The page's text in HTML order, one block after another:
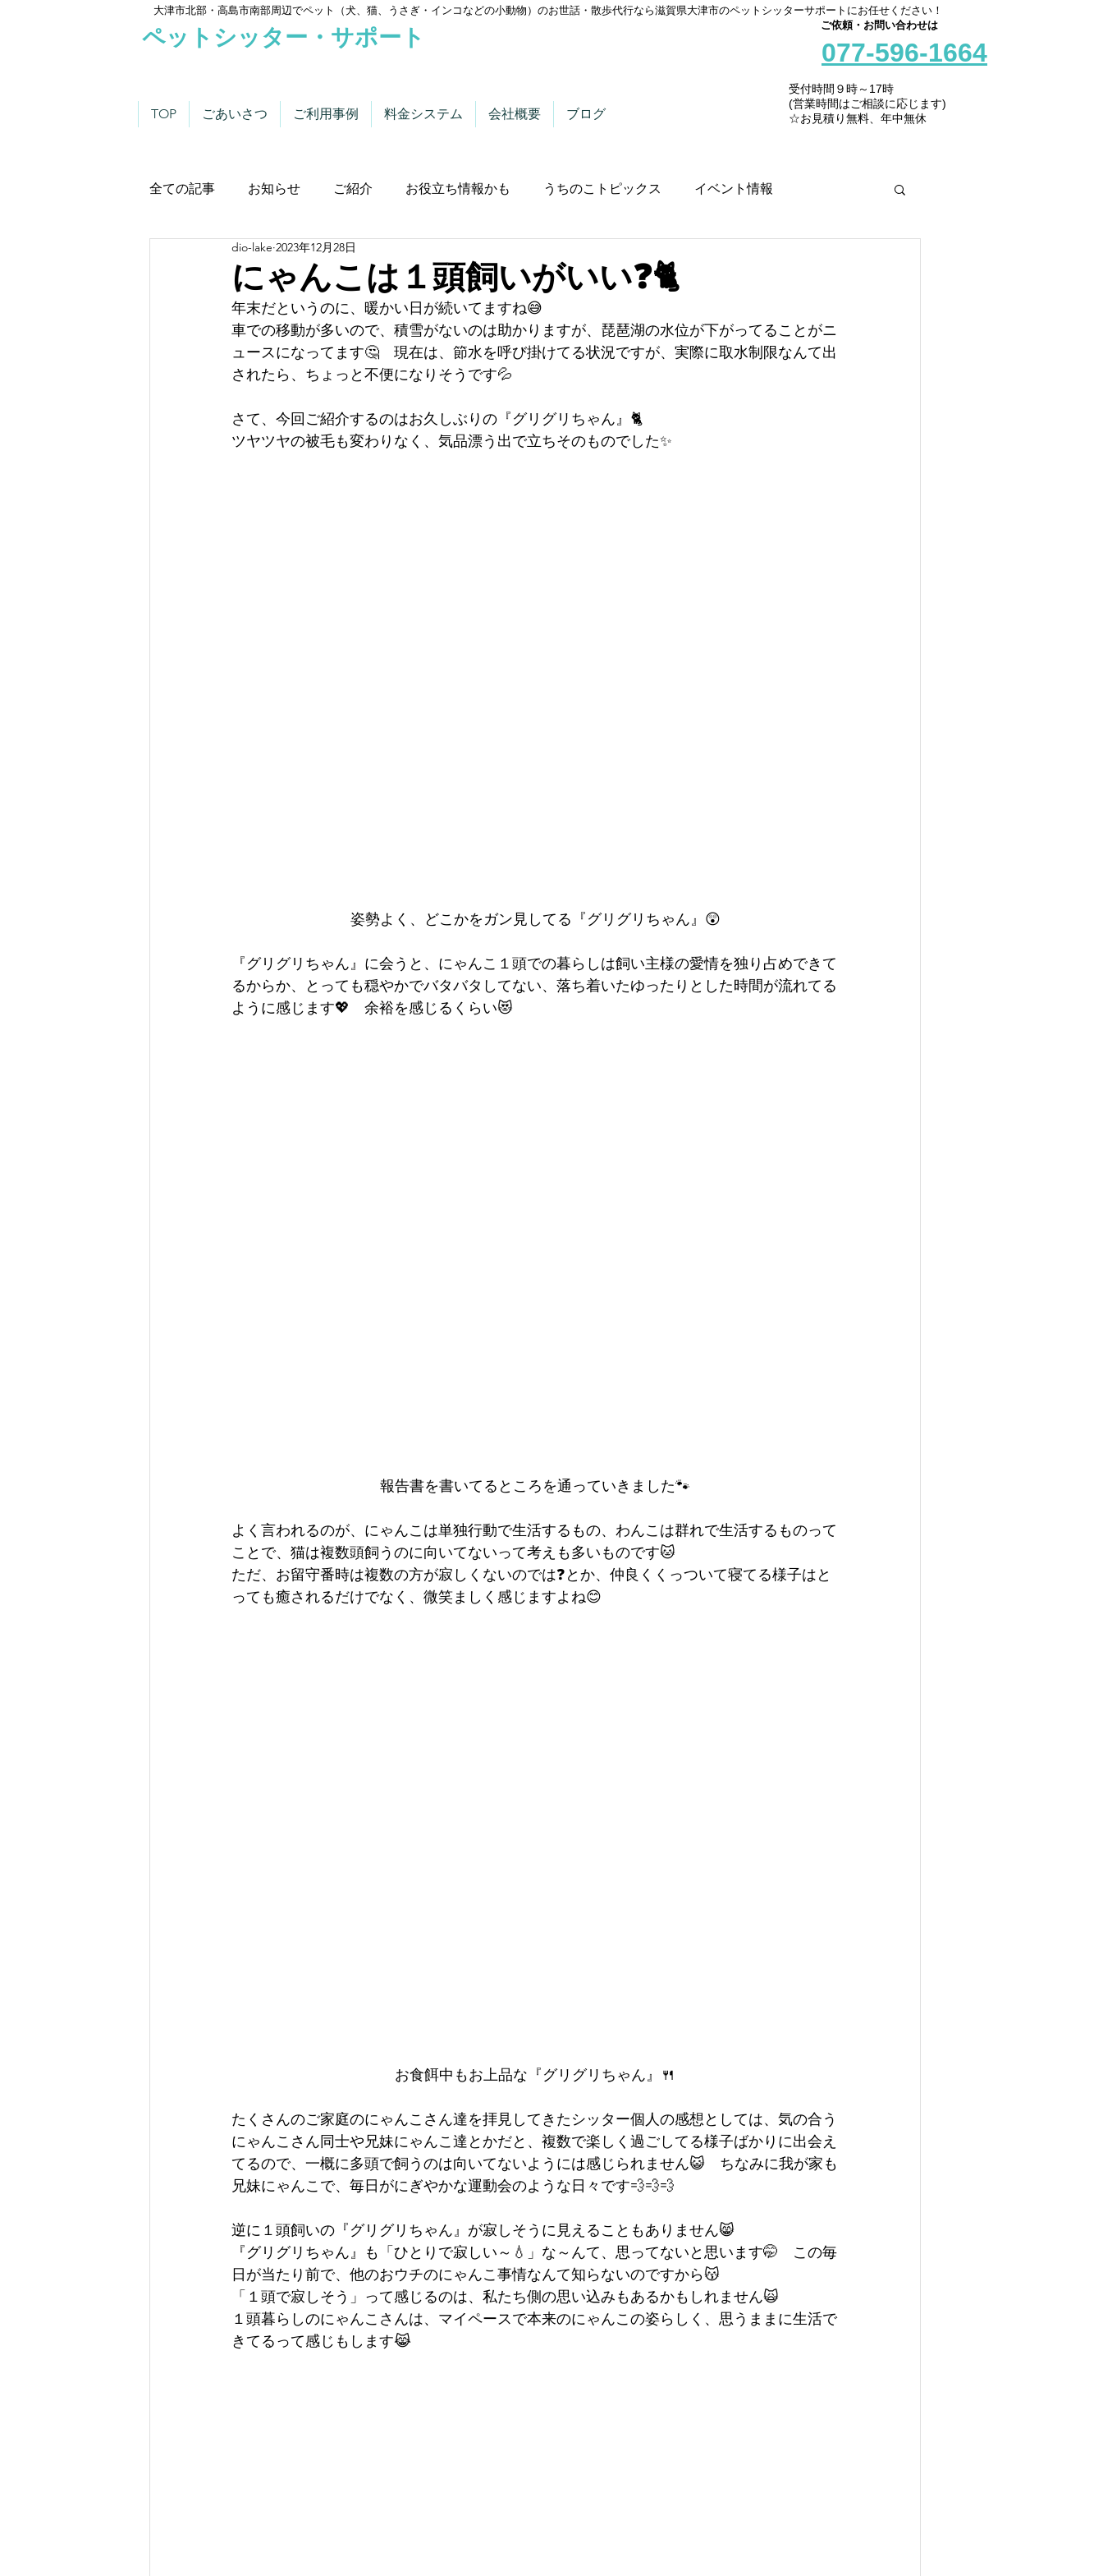
大津市北部・高島市南部周辺でペット（犬、猫、うさぎ・インコなどの小動物）のお世話・散歩代行なら滋賀県大津市のペットシッターサポートにお任せください！
ペットシッター・サポート
TOP ごあいさつ ご利用事例 料金システム 会社概要 ブログ
ご依頼・お問い合わせは
077-596-1664
受付時間９時～17時
(営業時間はご相談に応じます)
☆お見積り無料、年中無休
全ての記事 お知らせ ご紹介 お役立ち情報かも うちのこトピックス イベント情報
わんこにゃんこニュース
にゃんこは１頭飼いがいい❓🐈
dio-lake 2023年12月28日
年末だというのに、暖かい日が続いてますね😅
車での移動が多いので、積雪がないのは助かりますが、琵琶湖の水位が下がってることがニ
ュースになってます🤔　現在は、節水を呼び掛けてる状況ですが、実際に取水制限なんて出
されたら、ちょっと不便になりそうです💦
さて、今回ご紹介するのはお久しぶりの『グリグリちゃん』🐈
ツヤツヤの被毛も変わりなく、気品漂う出で立ちそのものでした✨
姿勢よく、どこかをガン見してる『グリグリちゃん』😲
『グリグリちゃん』に会うと、にゃんこ１頭での暮らしは飼い主様の愛情を独り占めできて
るからか、とっても穏やかでバタバタしてない、落ち着いたゆったりとした時間が流れてる
ように感じます💖　余裕を感じるくらい😻
報告書を書いてるところを通っていきました🐾
よく言われるのが、にゃんこは単独行動で生活するもの、わんこは群れで生活するものって
ことで、猫は複数頭飼うのに向いてないって考えも多いものです🐱
ただ、お留守番時は複数の方が寂しくないのでは❓とか、仲良くくっついて寝てる様子はと
っても癒されるだけでなく、微笑ましく感じますよね😊
お食餌中もお上品な『グリグリちゃん』🍴
たくさんのご家庭のにゃんこさん達を拝見してきたシッター個人の感想としては、気の合う
にゃんこさん同士や兄妹にゃんこ達とかだと、複数で楽しく過ごしてる様子ばかりに出会え
てるので、一概に多頭で飼うのは向いてないようには感じられません😺　ちなみに我が家も
兄妹にゃんこで、毎日がにぎやかな運動会のような日々です💨💨💨
逆に１頭飼いの『グリグリちゃん』が寂しそうに見えることもありません😸
『グリグリちゃん』も「ひとりで寂しい～💧」な～んて、思ってないと思います🤭　この毎
日が当たり前で、他のおウチのにゃんこ事情なんて知らないのですから😽
「１頭で寂しそう」って感じるのは、私たち側の思い込みもあるかもしれません🙀
１頭暮らしのにゃんこさんは、マイペースで本来のにゃんこの姿らしく、思うままに生活で
きてるって感じもします😹